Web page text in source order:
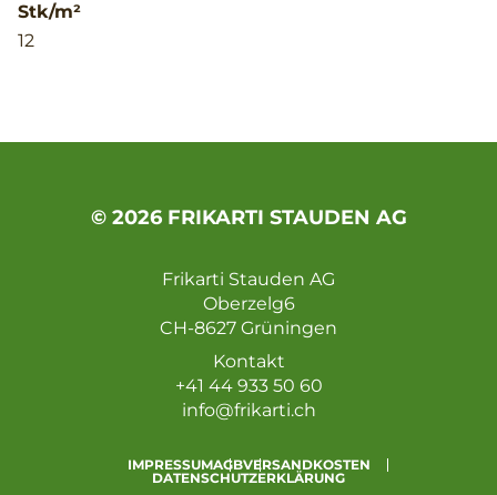
Stk/m²
12
© 2026 FRIKARTI STAUDEN AG
Frikarti Stauden AG
Oberzelg6
CH-8627 Grüningen
Kontakt
+41 44 933 50 60
info@frikarti.ch
IMPRESSUMAGBVERSANDKOSTEN
DATENSCHUTZERKLÄRUNG